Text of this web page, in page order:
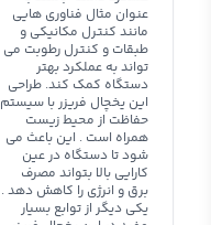
عنوان مثال فناوری هایی
مانند کنترل مکانیکی و
طبقات و کنترل رطوبت می
تواند به عملکرد بهتر
دستگاه کمک کند. طراحی
این یخچال فریزر با سیستم
حفاظت از محیط زیست
همراه است . این باعث می
شود تا دستگاه در عین
کارایی بالا بتواند مصرف
برق و انرژی را کاهش دهد .
یکی دیگر از توابع بسیار